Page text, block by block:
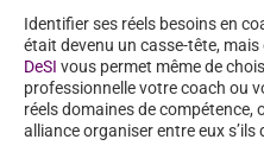
Identifier ses réels besoins en
était devenu un casse-tête,
DeSI vous permet même de
professionnelle votre coach ou
réels domaines de compétence,
alliance organiser entre eux